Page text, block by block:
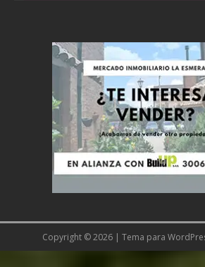
Copyright © 2026 | Tema para